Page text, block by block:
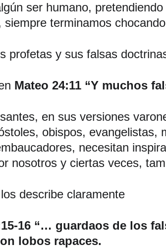
ser humano,
siempre terminamos
profetas y sus falsas
Mateo 24:11 “Y muchos
en sus versiones
obispos,
necesitan
nosotros y ciertas veces,
describe claramente
16 “… guardaos de los
lobos rapaces.